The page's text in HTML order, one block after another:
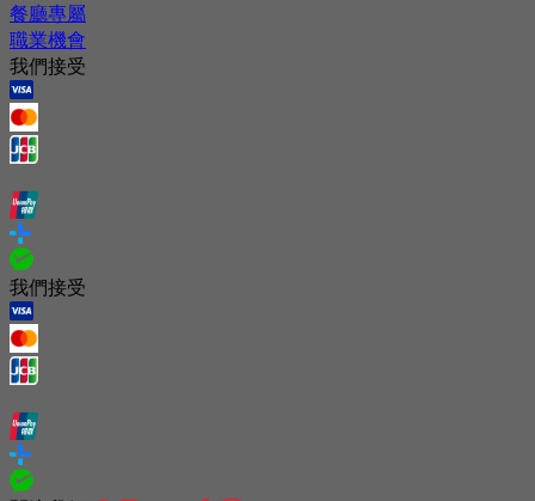
餐廳專屬
職業機會
我們接受
我們接受